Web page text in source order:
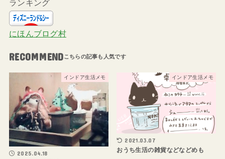
ランキング
にほんブログ村
RECOMMEND
インドア生活メモ
2025.04.18
インドア生活メモ
2021.03.07
おうち生活の雑貨などなどめも